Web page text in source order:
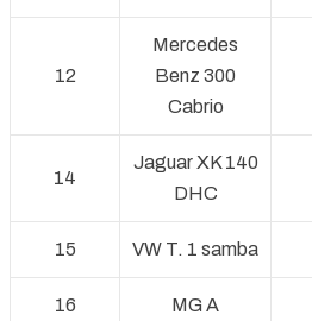
12
Mercedes
Benz 300
Cabrio
14
Jaguar XK 140
DHC
15 VW T. 1 samba
16 MG A